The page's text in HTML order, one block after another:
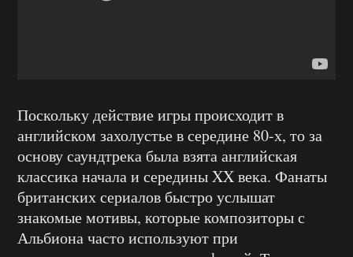
Поскольку действие игры происходит в
английском захолустье в середине 80-х, то за
основу саундтрека была взята английская
классика начала и середины XX века. Фанаты
британских сериалов быстро услышат
знакомые мотивы, которые композиторы с
Альбиона часто используют при